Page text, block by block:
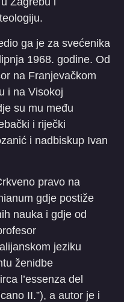
ga je za svećenika
1968. godine. Od
na Franjevačkom
i na Visokoj
su mu među
i riječki
i nadbiskup Ivan
pravo na
gdje postiže
nauka i gdje od
jeziku
ženidbe
l’essenza del
II.”), a autor je i